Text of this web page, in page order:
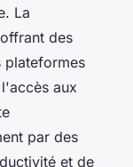
La
des
plateformes
aux
par des
et de